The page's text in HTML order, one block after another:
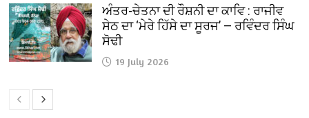
ਅੰਤਰ-ਚੇਤਨਾ ਦੀ ਰੌਸ਼ਨੀ ਦਾ ਕਾਵਿ : ਰਾਜੀਵ
ਸੇਠ ਦਾ ‘ਮੇਰੇ ਹਿੱਸੇ ਦਾ ਸੂਰਜ’ — ਰਵਿੰਦਰ ਸਿੰਘ
ਸੋਢੀ
19 July 2026